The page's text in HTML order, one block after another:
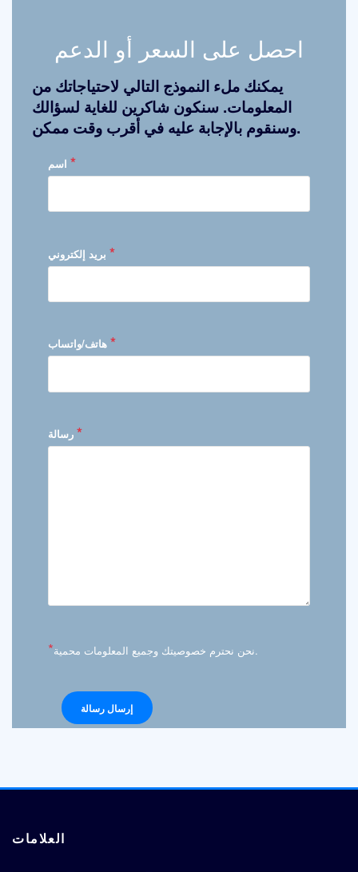
احصل على السعر أو الدعم
يمكنك ملء النموذج التالي لاحتياجاتك من
المعلومات. سنكون شاكرين للغاية لسؤالك
وسنقوم بالإجابة عليه في أقرب وقت ممكن.
*
*
*
*
* نحن نحترم خصوصيتك وجميع المعلومات محمية.
العلامات